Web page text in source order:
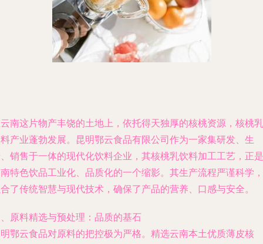
南这片物产丰饶的土地上，依托得天独厚的核桃资源，核桃乳
产业蓬勃发展。昆明鄂云食品有限公司作为一家集研发、生
销售于一体的现代化饮料企业，其核桃乳饮料加工工艺，正是
特色饮品工业化、品质化的一个缩影。其生产流程严谨科学，
了传统智慧与现代技术，确保了产品的营养、口感与安全。
原料精选与预处理：品质的基石
鄂云食品对原料的把控极为严格。精选云南本土优质薄皮核